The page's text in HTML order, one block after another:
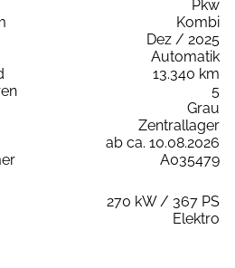
Pkw
Kombi
Dez / 2025
Automatik
13.340 km
5
Grau
Zentrallager
ab ca. 10.08.2026
A035479
270 kW / 367 PS
Elektro